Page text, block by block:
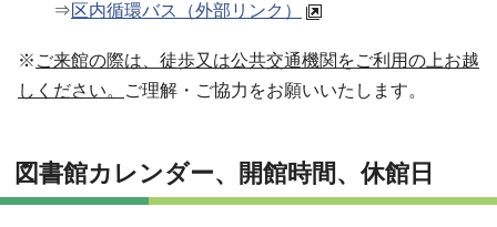
⇒区内循環バス（外部リンク）
※ ご来館の際は、徒歩又は公共交通機関をご利用の上お越
しください。
ご理解・ご協力をお願いいたします。
図書館カレンダー、開館時間、休館日